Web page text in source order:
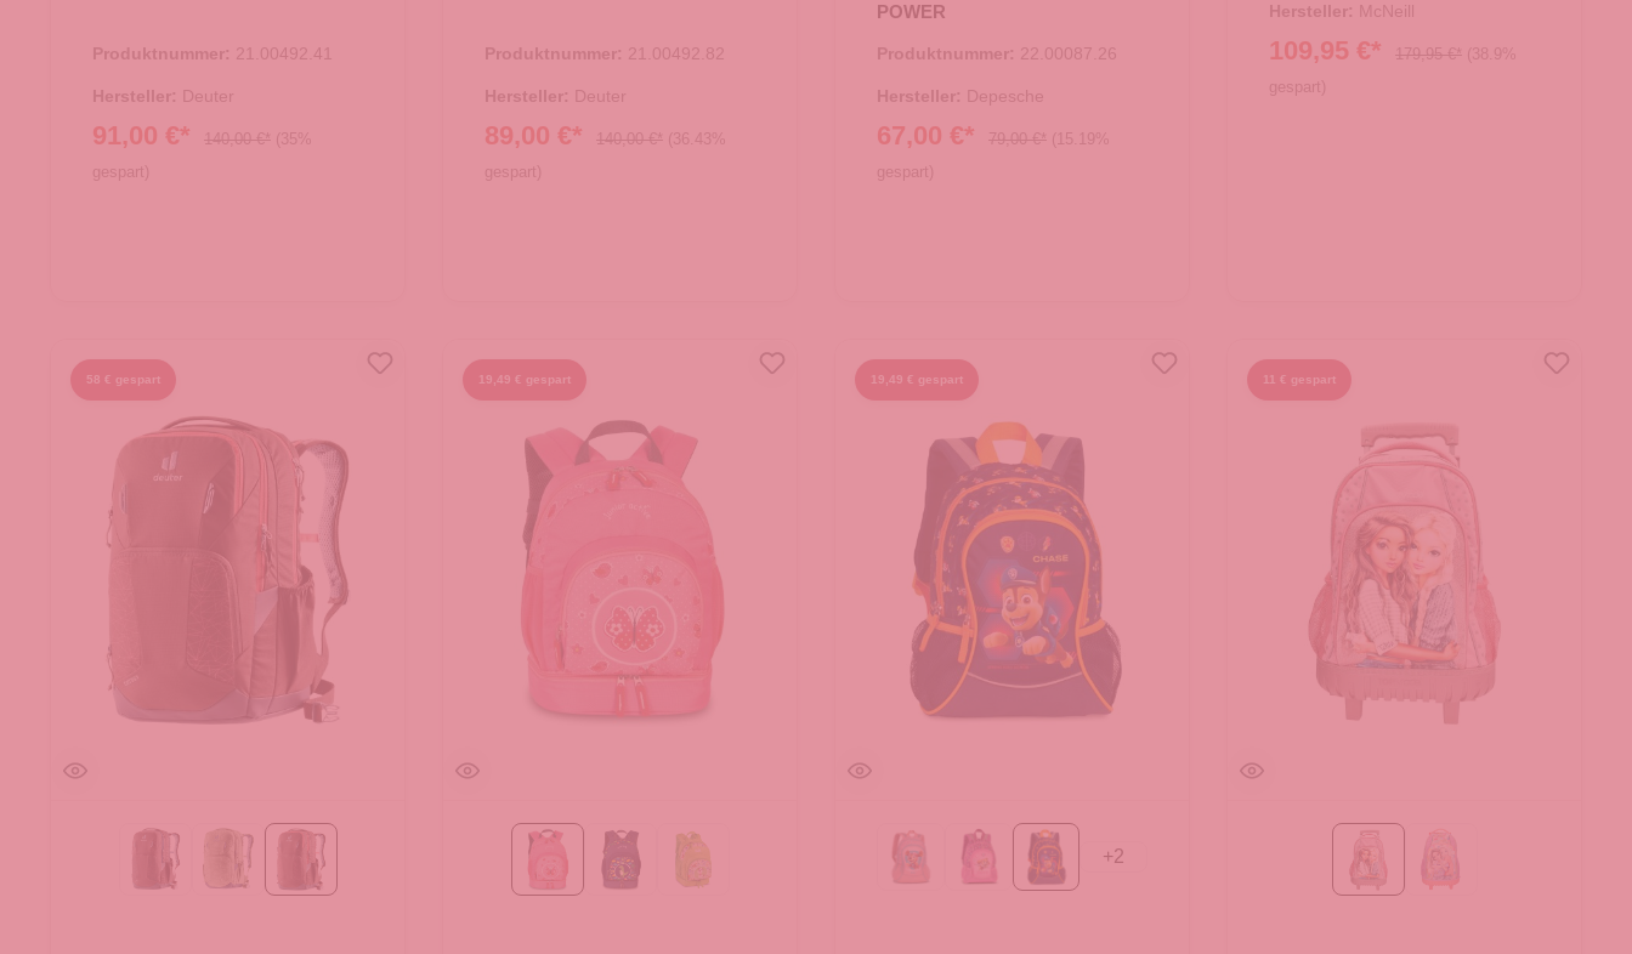
Produktnummer: 21.00492.41
Hersteller: Deuter
91,00 €* 140,00 €* (35%
gespart)
Produktnummer: 21.00492.82
Hersteller: Deuter
89,00 €* 140,00 €* (36.43%
gespart)
POWER
Produktnummer: 22.00087.26
Hersteller: Depesche
67,00 €* 79,00 €* (15.19%
gespart)
Hersteller: McNeill
109,95 €* 179,95 €* (38.9%
gespart)
58 € gespart
ashrose-inkgrove ripple-grove
raisin
19,49 € gespart
Rosa dunkelblau
19,49 € gespart
Rosa azalee marineblau/orange
+2
11 € gespart
DOTS GIRL POWER